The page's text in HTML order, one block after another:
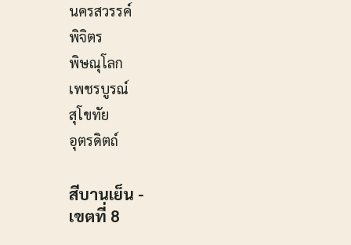
นครสวรรค์
พิจิตร
พิษณุโลก
เพชรบูรณ์
สุโขทัย
อุตรดิตถ์
สีบานเย็น -
เขตที่ 8